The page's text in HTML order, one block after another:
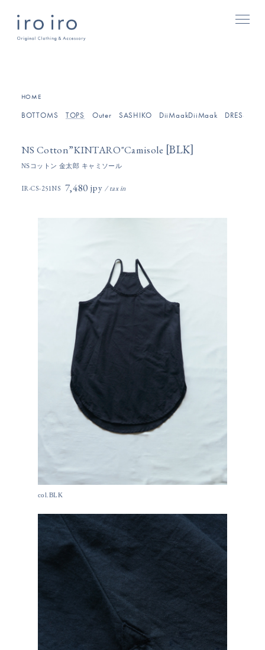
HOME
BOTTOMS TOPS Outer SASHIKO DiiMaakDiiMaak DRESSES/
NS Cotton”KINTARO"Camisole [BLK]
NSコットン 金太郎 キャミソール
IR-CS-251NS 7,480円(税込)
col.BLK